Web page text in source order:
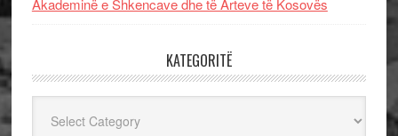
Akademinë e Shkencave dhe të Arteve të Kosovës
KATEGORITË